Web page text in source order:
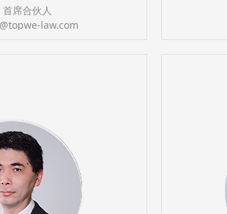
席合伙人
law.com